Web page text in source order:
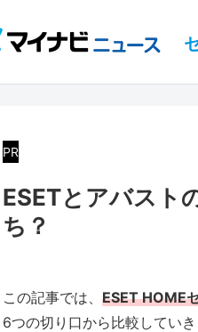
PR
ESETとアバスト
ち？
この記事では、ESET HOME
6つの切り口から比較していき